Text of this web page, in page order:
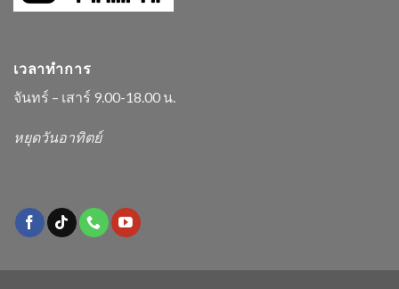
เวลาทำการ
จันทร์ – เสาร์ 9.00-18.00 น.
หยุดวันอาทิตย์